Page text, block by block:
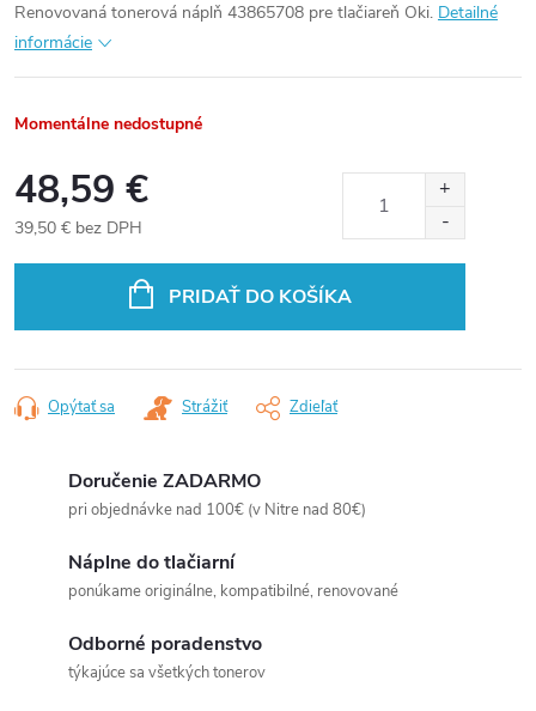
Renovovaná tonerová náplň 43865708 pre tlačiareň Oki. Detailné
informácie
Momentálne nedostupné
48,59 €
39,50 € bez DPH
PRIDAŤ DO KOŠÍKA
Opýtať sa Strážiť Zdieľať
Doručenie ZADARMO
pri objednávke nad 100€ (v Nitre nad 80€)
Náplne do tlačiarní
ponúkame originálne, kompatibilné, renovované
Odborné poradenstvo
týkajúce sa všetkých tonerov